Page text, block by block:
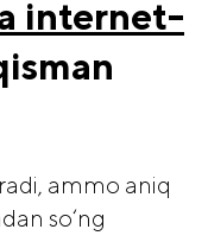
internet-
ammo aniq
so‘ng